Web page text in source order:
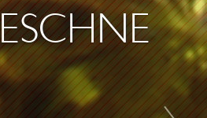
l
e
n
a
O
F
T
H
E